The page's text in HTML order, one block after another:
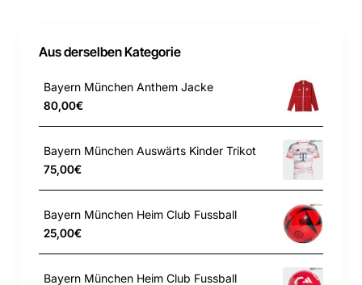
setzen sich die Streifen als Hommage an die
Club-DNA aus winzigen Rauten zusammen. Die
Fan-Version sorgt mit
feuchtigkeitsabsorbierender AEROREADY
Technologie für ein angenehm trockenes
Tragegefühl und das aufgestickte Vereinslogo
rundet das Ganze ab. Dieses Produkt ist mit
100 % recycelten Materialien hergestellt. Die
Materialien hilft uns dabei, Müll zu reduzieren,
unsere Abhängigkeit von nicht erneuerbaren
Ressourcen einzuschränken und den CO2-
Aus derselben Kategorie
Bayern München Anthem Jacke
80,00€
Bayern München Auswärts Kinder Trikot
75,00€
Bayern München Heim Club Fussball
25,00€
Bayern München Heim Club Fussball